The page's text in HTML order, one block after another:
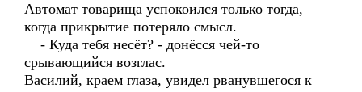
Автомат товарища успокоился только тогда,
когда прикрытие потеряло смысл.
- Куда тебя несёт? - донёсся чей-то
срывающийся возглас.
Василий, краем глаза, увидел рванувшегося к